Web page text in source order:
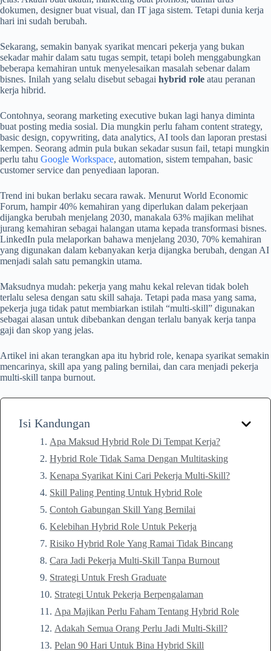
dokumen, designer buat visual, dan IT jaga sistem. Tetapi dunia kerja
hari ini sudah berubah.
Sekarang, semakin banyak syarikat mencari pekerja yang bukan
sekadar mahir dalam satu tugas sempit, tetapi boleh menggabungkan
beberapa kemahiran untuk menyelesaikan masalah sebenar dalam
bisnes. Inilah yang selalu disebut sebagai hybrid role atau peranan
kerja hibrid.
Contohnya, seorang marketing executive bukan lagi hanya diminta
buat posting media sosial. Dia mungkin perlu faham content strategy,
basic design, copywriting, data analytics, AI tools dan laporan prestasi
kempen. Seorang admin pula bukan sekadar susun fail, tetapi mungkin
perlu tahu Google Workspace, automation, sistem tempahan, basic
customer service dan penyediaan laporan.
Trend ini bukan berlaku secara rawak. Menurut World Economic
Forum, hampir 40% kemahiran yang diperlukan dalam pekerjaan
dijangka berubah menjelang 2030, manakala 63% majikan melihat
jurang kemahiran sebagai halangan utama kepada transformasi bisnes.
LinkedIn pula melaporkan bahawa menjelang 2030, 70% kemahiran
yang digunakan dalam kebanyakan kerja dijangka berubah, dengan AI
menjadi salah satu pemangkin utama.
Maksudnya mudah: pekerja yang mahu kekal relevan tidak boleh
terlalu selesa dengan satu skill sahaja. Tetapi pada masa yang sama,
pekerja juga tidak patut membiarkan istilah “multi-skill” digunakan
sebagai alasan untuk dibebankan dengan terlalu banyak kerja tanpa
gaji dan skop yang jelas.
Artikel ini akan terangkan apa itu hybrid role, kenapa syarikat semakin
mencarinya, skill apa yang paling bernilai, dan cara menjadi pekerja
multi-skill tanpa burnout.
Isi Kandungan
Apa Maksud Hybrid Role Di Tempat Kerja?
Hybrid Role Tidak Sama Dengan Multitasking
Kenapa Syarikat Kini Cari Pekerja Multi-Skill?
Skill Paling Penting Untuk Hybrid Role
Contoh Gabungan Skill Yang Bernilai
Kelebihan Hybrid Role Untuk Pekerja
Risiko Hybrid Role Yang Ramai Tidak Bincang
Cara Jadi Pekerja Multi-Skill Tanpa Burnout
Strategi Untuk Fresh Graduate
Strategi Untuk Pekerja Berpengalaman
Apa Majikan Perlu Faham Tentang Hybrid Role
Adakah Semua Orang Perlu Jadi Multi-Skill?
Pelan 90 Hari Untuk Bina Hybrid Skill